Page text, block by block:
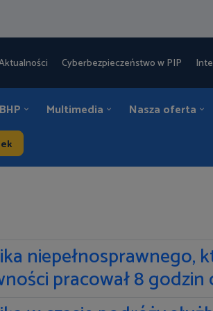
Cyberbezpieczeństwo w PIP
Multimedia Nasza oferta
pracował 8 godzin